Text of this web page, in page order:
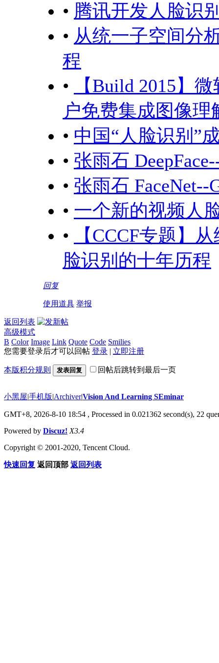
• 腾讯开发人脸识
• 从统一子空间分
程
•
【Build 2015】
户免费集成图像
• 中国“人脸识别”
• 张雨石
• 张雨石 FaceNet--
• 一个新的视频人
•
【CCCF专题】
脸识别的十年历程
回复
使用道具 举报
返回列表
高级模式
B Color Image Link Quote Code Smilies
您需要登录后才可以回帖 登录 | 立即注册
本版积分规则 发表回复 回帖后跳转到最后一页
小黑屋|手机版|Archiver|Vision And Learning SEminar
GMT+8, 2026-8-10 18:54 , Processed in 0.021362 second(s), 22
Powered by Discuz! X3.4
Copyright © 2001-2020, Tencent Cloud.
快速回复 返回顶部 返回列表